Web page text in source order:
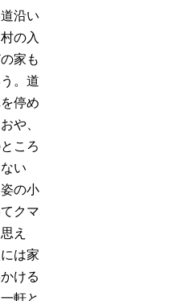
沿い
の入
家も
。道
停め
や、
ころ
い
の小
クマ
え
は家
ける
軒と